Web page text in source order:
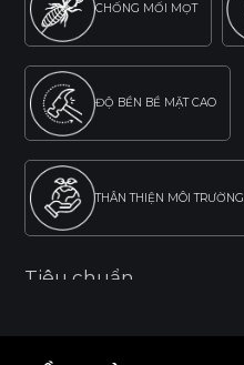
CHỐNG MỐI MỌT
ĐỘ BỀN BỀ MẶT CAO
THÂN THIỆN MÔI TRƯỜNG
Tiêu chuẩn
E0